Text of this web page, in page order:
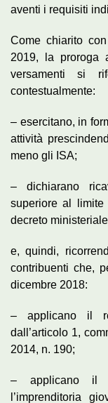
aventi i requisiti
Come chiarito
2019, la proroga
versamenti si
contestualmente:
– esercitano, in
attività
meno gli ISA;
– dichiarano
superiore al
decreto
e, quindi,
contribuenti che,
dicembre 2018:
– applicano il
dall’articolo 1,
2014, n. 190;
– applicano il
l’imprenditoria